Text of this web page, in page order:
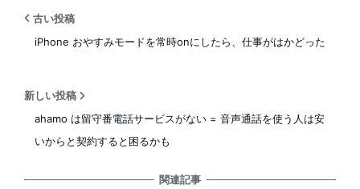
古い投稿
iPhone おやすみモードを常時onにしたら、仕事がはかどった
新しい投稿
ahamo は留守番電話サービスがない = 音声通話を使う人は安
いからと契約すると困るかも
関連記事